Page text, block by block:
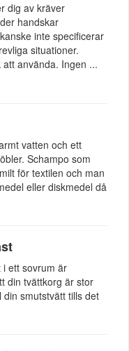
dig av kräver
handskar
inte specificerar
situationer.
använda. Ingen ...
vatten och ett
Schampo som
för textilen och man
eller diskmedel då
ett sovrum är
din tvättkorg är stor
smutstvätt tills det